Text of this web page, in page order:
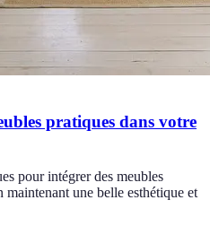
pratiques dans votre
pour intégrer des meubles
une belle esthétique et